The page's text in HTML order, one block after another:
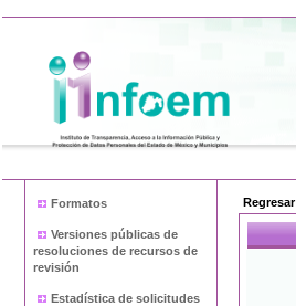
Formatos
Versiones públicas de
resoluciones de recursos de
revisión
Estadística de solicitudes
Regresar